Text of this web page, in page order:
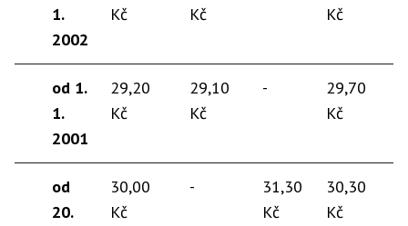
1.
2002
Kč
Kč
Kč
od 1.
1.
2001
29,20
Kč
29,10
Kč
-
29,70
Kč
od
20.
30,00
Kč
-
31,30
Kč
30,30
Kč